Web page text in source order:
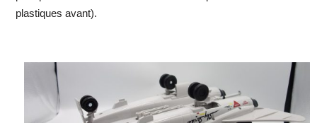
plastiques avant).